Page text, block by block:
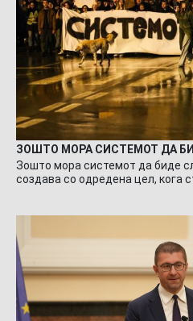
ЗОШТО МОРА СИСТЕМОТ ДА
Зошто мора системот да биде
создава со одредена цел, кога